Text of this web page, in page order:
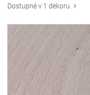
Dostupné v 1 dekoru